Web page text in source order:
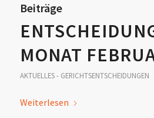
Beiträge
MONAT
AKTUELLES - GERICHTSENTSCHEIDUNGEN
Weiterlesen